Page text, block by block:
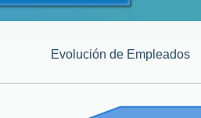
Evolución de Empleados